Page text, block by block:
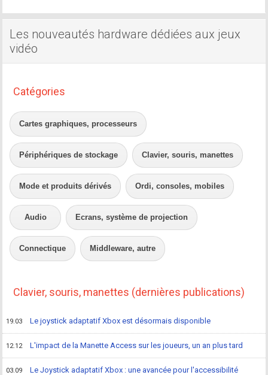
Les nouveautés hardware dédiées aux jeux
vidéo
Catégories
Cartes graphiques, processeurs
Périphériques de stockage Clavier, souris, manettes
Mode et produits dérivés Ordi, consoles, mobiles
Audio Ecrans, système de projection
Connectique Middleware, autre
Clavier, souris, manettes (dernières publications)
19.03 Le joystick adaptatif Xbox est désormais disponible
12.12 L'impact de la Manette Access sur les joueurs, un an plus tard
03.09 Le Joystick adaptatif Xbox : une avancée pour l'accessibilité